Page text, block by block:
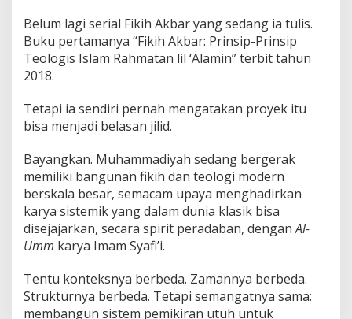
Belum lagi serial Fikih Akbar yang sedang ia tulis.
Buku pertamanya “Fikih Akbar: Prinsip-Prinsip
Teologis Islam Rahmatan lil ‘Alamin” terbit tahun
2018.
Tetapi ia sendiri pernah mengatakan proyek itu
bisa menjadi belasan jilid.
Bayangkan. Muhammadiyah sedang bergerak
memiliki bangunan fikih dan teologi modern
berskala besar, semacam upaya menghadirkan
karya sistemik yang dalam dunia klasik bisa
disejajarkan, secara spirit peradaban, denganAl-
Umm karya Imam Syafi’i.
Tentu konteksnya berbeda. Zamannya berbeda.
Strukturnya berbeda. Tetapi semangatnya sama:
membangun sistem pemikiran utuh untuk